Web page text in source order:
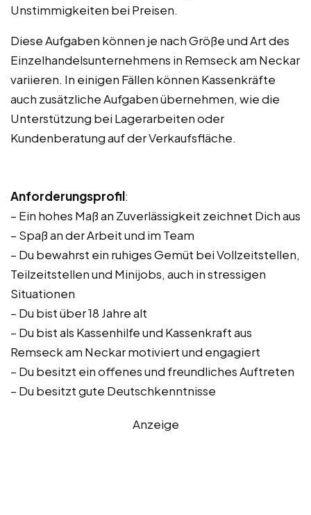
Unstimmigkeiten bei Preisen.
Diese Aufgaben können je nach Größe und Art des
Einzelhandelsunternehmens in Remseck am Neckar
variieren. In einigen Fällen können Kassenkräfte
auch zusätzliche Aufgaben übernehmen, wie die
Unterstützung bei Lagerarbeiten oder
Kundenberatung auf der Verkaufsfläche.
Anforderungsprofil:
– Ein hohes Maß an Zuverlässigkeit zeichnet Dich aus
– Spaß an der Arbeit und im Team
– Du bewahrst ein ruhiges Gemüt bei Vollzeitstellen,
Teilzeitstellen und Minijobs, auch in stressigen
Situationen
– Du bist über 18 Jahre alt
– Du bist als Kassenhilfe und Kassenkraft aus
Remseck am Neckar motiviert und engagiert
– Du besitzt ein offenes und freundliches Auftreten
– Du besitzt gute Deutschkenntnisse
Anzeige